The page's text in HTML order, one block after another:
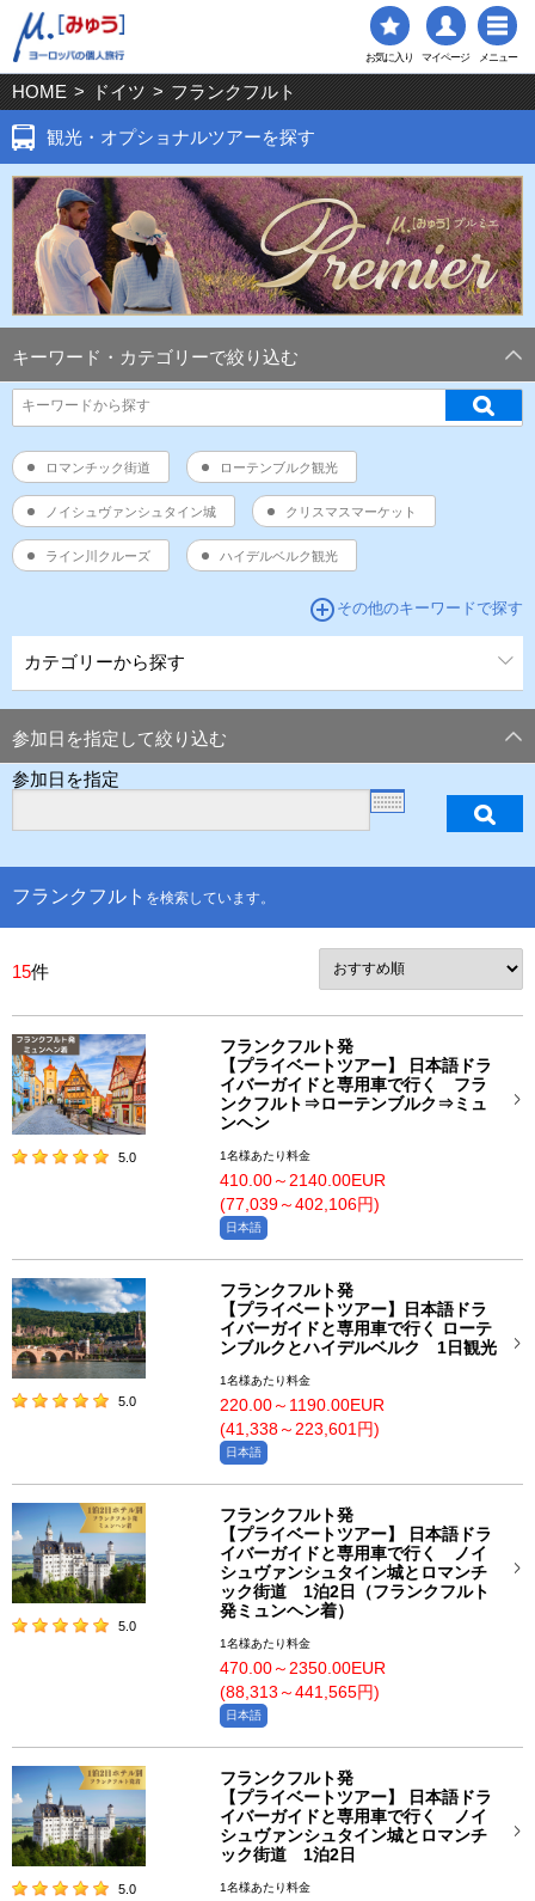
お気に入り マイページ メニュー
HOME > ドイツ > フランクフルト
観光・オプショナルツアーを探す
キーワード・カテゴリーで絞り込む
ロマンチック街道 ローテンブルク観光
ノイシュヴァンシュタイン城 クリスマスマーケット
ライン川クルーズ ハイデルベルク観光
add_circle_outline その他のキーワードで探す
カテゴリーから探す
参加日を指定して絞り込む
参加日を指定
フランクフルト を検索しています。
15件
5.0
フランクフルト発
【プライベートツアー】 日本語ドラ
イバーガイドと専用車で行く フラ
ンクフルト⇒ローテンブルク⇒ミュ
ンヘン
1名様あたり料金
410.00～2140.00EUR
(77,039～402,106円)
日本語
5.0
フランクフルト発
【プライベートツアー】日本語ドラ
イバーガイドと専用車で行く ローテ
ンブルクとハイデルベルク 1日観光
1名様あたり料金
220.00～1190.00EUR
(41,338～223,601円)
日本語
5.0
フランクフルト発
【プライベートツアー】 日本語ドラ
イバーガイドと専用車で行く ノイ
シュヴァンシュタイン城とロマンチ
ック街道 1泊2日（フランクフルト
発ミュンヘン着）
1名様あたり料金
470.00～2350.00EUR
(88,313～441,565円)
日本語
5.0
フランクフルト発
【プライベートツアー】 日本語ドラ
イバーガイドと専用車で行く ノイ
シュヴァンシュタイン城とロマンチ
ック街道 1泊2日
1名様あたり料金